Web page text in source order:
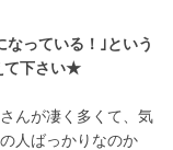
っている！｣という
て下さい★
んが凄く多くて、気
人ばっかりなのか